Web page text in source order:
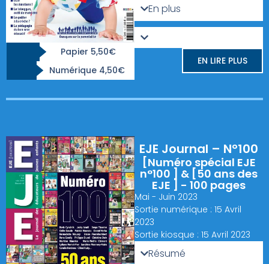
Papier 5,50€
Numérique 4,50€
En plus
EN LIRE PLUS
EJE Journal – N°100
[Numéro spécial EJE
n°100 ] & [50 ans des
EJE ] - 100 pages
Mai - Juin 2023
Sortie numérique : 15 Avril
2023
Sortie kiosque : 15 Avril 2023
Résumé